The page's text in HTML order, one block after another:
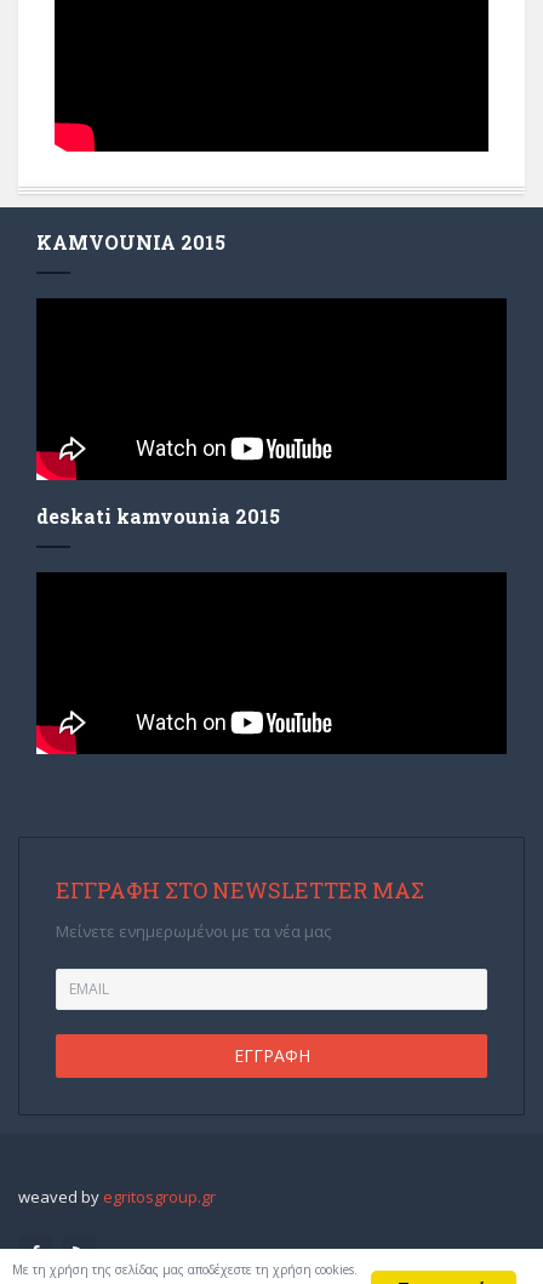
KAMVOUNIA 2015
deskati kamvounia 2015
ΕΓΓΡΑΦΉ ΣΤΟ NEWSLETTER ΜΑΣ
Μείνετε ενημερωμένοι με τα νέα μας
weaved by egritosgroup.gr
Με τη χρήση της σελίδας μας αποδέχεστε τη χρήση cookies.